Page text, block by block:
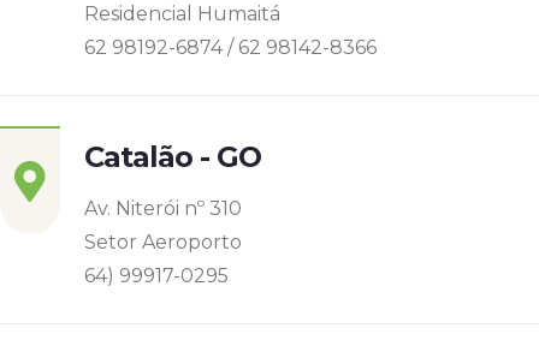
Residencial Humaitá
62 98192-6874 / 62 98142-8366
Catalão - GO
Av. Niterói nº 310
Setor Aeroporto
64) 99917-0295